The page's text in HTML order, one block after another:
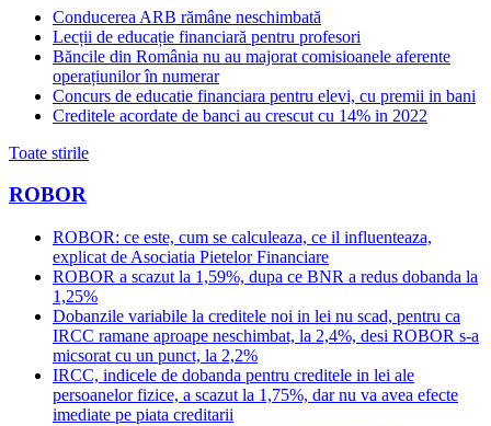
Conducerea ARB rămâne neschimbată
Lecții de educație financiară pentru profesori
Băncile din România nu au majorat comisioanele aferente
operațiunilor în numerar
Concurs de educatie financiara pentru elevi, cu premii in bani
Creditele acordate de banci au crescut cu 14% in 2022
Toate stirile
ROBOR
ROBOR: ce este, cum se calculeaza, ce il influenteaza,
explicat de Asociatia Pietelor Financiare
ROBOR a scazut la 1,59%, dupa ce BNR a redus dobanda la
1,25%
Dobanzile variabile la creditele noi in lei nu scad, pentru ca
IRCC ramane aproape neschimbat, la 2,4%, desi ROBOR s-a
micsorat cu un punct, la 2,2%
IRCC, indicele de dobanda pentru creditele in lei ale
persoanelor fizice, a scazut la 1,75%, dar nu va avea efecte
imediate pe piata creditarii